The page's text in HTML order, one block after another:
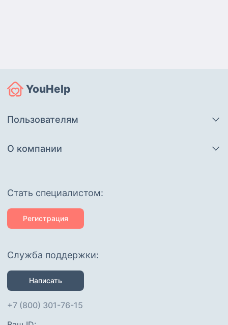
YouHelp
Пользователям
О компании
Cтать специалистом:
Регистрация
Служба поддержки:
Написать
+7 (800) 301-76-15